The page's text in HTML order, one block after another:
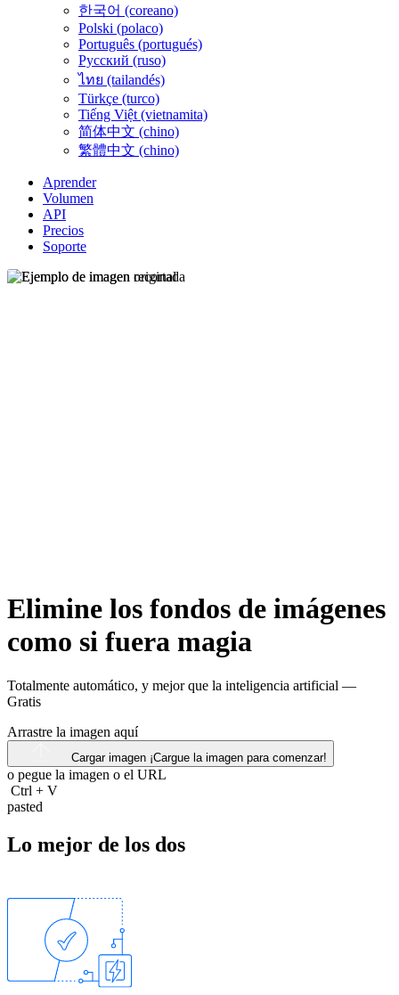
한국어 (coreano)
Polski (polaco)
Português (portugués)
Русский (ruso)
ไทย (tailandés)
Türkçe (turco)
Tiếng Việt (vietnamita)
简体中文 (chino)
繁體中文 (chino)
Aprender
Volumen
API
Precios
Soporte
Elimine los fondos de imágenes
como si fuera magia
Totalmente automático, y mejor que la inteligencia artificial —
Gratis
Arrastre la imagen aquí
Cargar imagen ¡Cargue la imagen para comenzar!
o pegue la imagen o el URL
Ctrl + V
pasted
Lo mejor de los dos